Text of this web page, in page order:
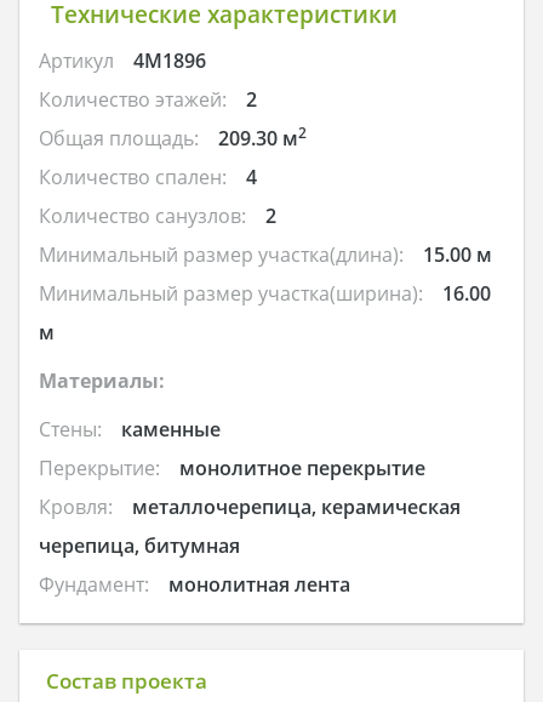
Технические характеристики
Артикул
4M1896
Количество этажей:
2
Общая площадь:
209.30 м2
Количество спален:
4
Количество санузлов:
2
Минимальный размер участка(длина):
15.00 м
Минимальный размер участка(ширина):
16.00
м
Материалы:
Стены:
каменные
Перекрытие:
монолитное перекрытие
Кровля:
металлочерепица, керамическая
черепица, битумная
Фундамент:
монолитная лента
Состав проекта